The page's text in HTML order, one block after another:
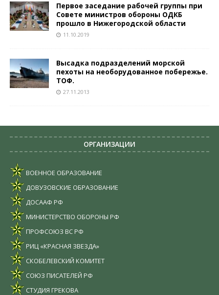
Первое заседание рабочей группы при
Совете министров обороны ОДКБ
прошло в Нижегородской области
11.10.2019
Высадка подразделений морской
пехоты на необорудованное побережье.
ТОФ.
27.11.2013
ОРГАНИЗАЦИИ
ВОЕННОЕ ОБРАЗОВАНИЕ
ДОВУЗОВСКИЕ ОБРАЗОВАНИЕ
ДОСААФ РФ
МИНИСТЕРСТВО ОБОРОНЫ РФ
ПРОФСОЮЗ ВС РФ
РИЦ «КРАСНАЯ ЗВЕЗДА»
СКОБЕЛЕВСКИЙ КОМИТЕТ
СОЮЗ ПИСАТЕЛЕЙ РФ
СТУДИЯ ГРЕКОВА